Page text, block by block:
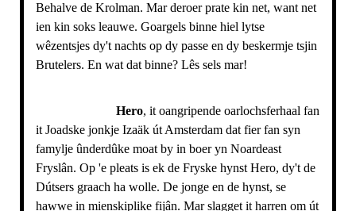
Behalve de Krolman. Mar deroer prate kin net, want net
ien kin soks leauwe. Goargels binne hiel lytse
wêzentsjes dy't nachts op dy passe en dy beskermje tsjin
Brutelers. En wat dat binne? Lês sels mar!
Hero, it oangripende oarlochsferhaal fan
it Joadske jonkje Izaäk út Amsterdam dat fier fan syn
famylje ûnderdûke moat by in boer yn Noardeast
Fryslân. Op 'e pleats is ek de Fryske hynst Hero, dy't de
Dútsers graach ha wolle. De jonge en de hynst, se
hawwe in mienskiplike fijân. Mar slagget it harren om út